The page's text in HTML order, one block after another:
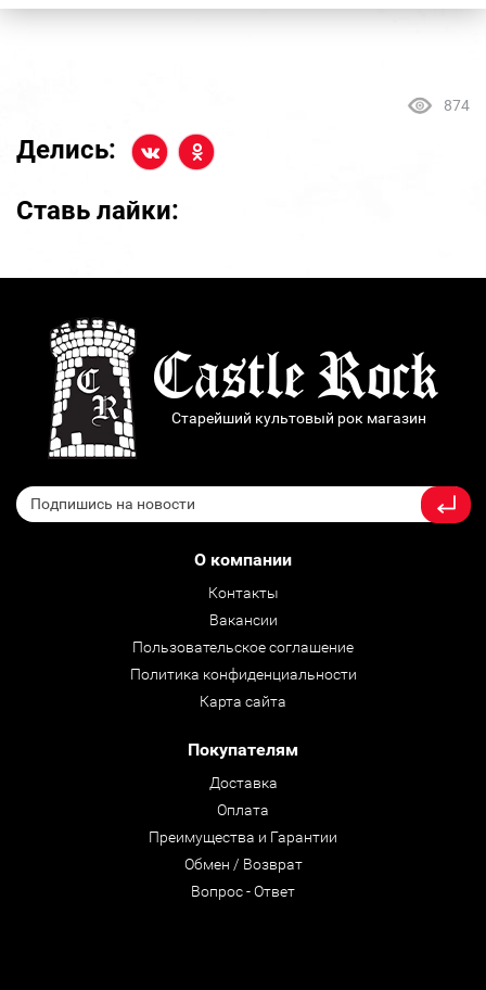
874
Делись:
Ставь лайки:
Старейший культовый рок магазин
О компании
Контакты
Вакансии
Пользовательское соглашение
Политика конфиденциальности
Карта сайта
Покупателям
Доставка
Оплата
Преимущества и Гарантии
Обмен / Возврат
Вопрос - Ответ